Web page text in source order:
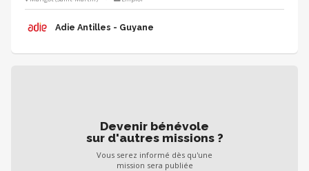
Adie Antilles - Guyane
Devenir bénévole
sur d'autres missions ?
Vous serez informé dès qu'une
mission sera publiée